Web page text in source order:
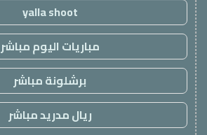
yalla shoot
مباريات اليوم مباشر
برشلونة مباشر
ريال مدريد مباشر